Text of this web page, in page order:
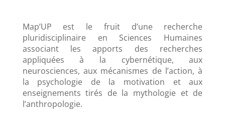
Map’UP est le fruit d’une recherche
pluridisciplinaire en Sciences Humaines
associant les apports des recherches
appliquées à la cybernétique, aux
neurosciences, aux mécanismes de l’action, à
la psychologie de la motivation et aux
enseignements tirés de la mythologie et de
l’anthropologie.